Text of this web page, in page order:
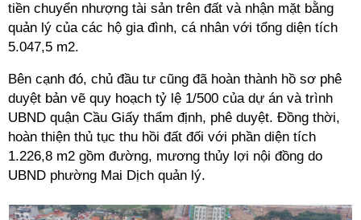
tiền chuyển nhượng tài sản trên đất và nhận mặt bằng
quản lý của các hộ gia đình, cá nhân với tổng diện tích
5.047,5 m2.
Bên cạnh đó, chủ đầu tư cũng đã hoàn thành hồ sơ phê
duyệt bản vẽ quy hoạch tỷ lệ 1/500 của dự án và trình
UBND quận Cầu Giấy thẩm định, phê duyệt. Đồng thời,
hoàn thiện thủ tục thu hồi đất đối với phần diện tích
1.226,8 m2 gồm đường, mương thủy lợi nội đồng do
UBND phường Mai Dịch quản lý.